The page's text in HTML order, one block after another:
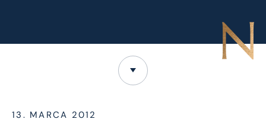
13. MARCA 2012